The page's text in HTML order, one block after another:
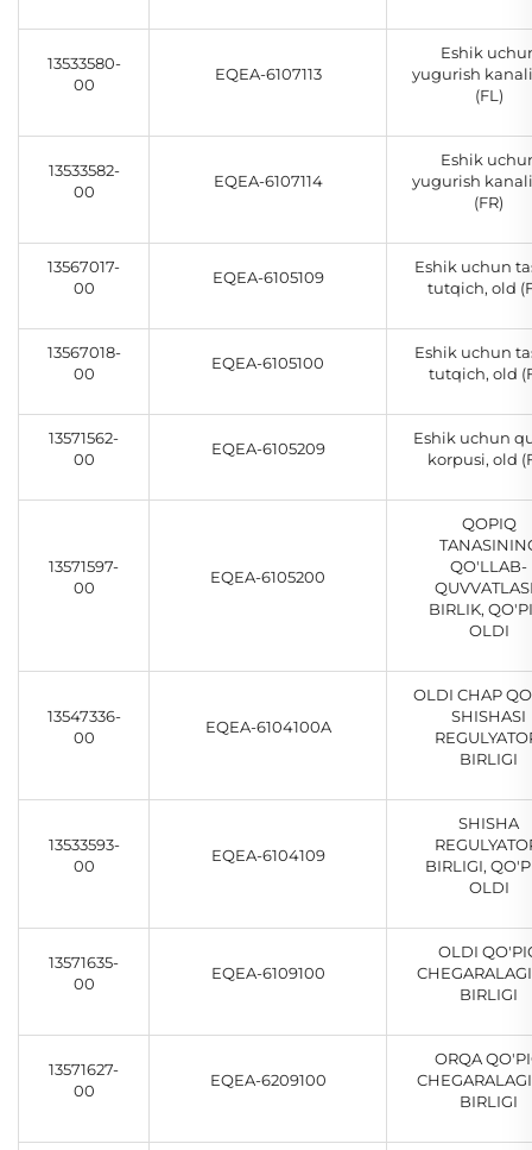
13533580-
00
EQEA-6107113
Eshik
yugurish
(FL)
13533582-
00
EQEA-6107114
Eshik
yugurish
(FR)
13567017-
00
EQEA-6105109
Eshik uchun
tutqich, old
13567018-
00
EQEA-6105100
Eshik uchun
tutqich, old
13571562-
00
EQEA-6105209
Eshik uchun
korpusi, old
13571597-
00
EQEA-6105200
QOPIQ
QO'LLAB-
BIRLIK,
OLDI
13547336-
00
EQEA-6104100A
OLDI CHAP
SHISHASI
BIRLIGI
13533593-
00
EQEA-6104109
SHISHA
BIRLIGI,
OLDI
13571635-
00
EQEA-6109100
OLDI
BIRLIGI
13571627-
00
EQEA-6209100
ORQA
BIRLIGI